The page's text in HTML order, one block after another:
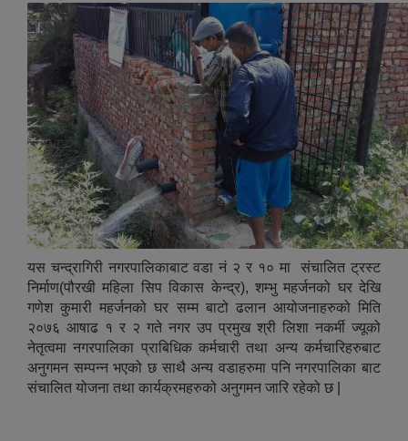
यस चन्द्रागिरी नगरपालिकाबाट वडा नं २ र १० मा संचालित ट्रस्ट
निर्माण(पौरखी महिला सिप विकास केन्द्र), शम्भु महर्जनको घर देखि
गणेश कुमारी महर्जनको घर सम्म बाटो ढलान आयोजनाहरुको मिति
२०७६ आषाढ १ र २ गते नगर उप प्रमुख श्री लिशा नकर्मी ज्यूको
नेतृत्वमा नगरपालिका प्राबिधिक कर्मचारी तथा अन्य कर्मचारिहरुबाट
अनुगमन सम्पन्न भएको छ साथै अन्य वडाहरुमा पनि नगरपालिका बाट
संचालित योजना तथा कार्यक्रमहरुको अनुगमन जारि रहेको छ |